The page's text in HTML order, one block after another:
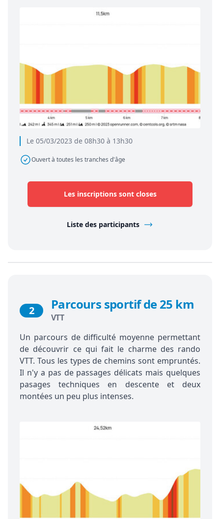
Le 05/03/2023 de 08h30 à 13h30
Ouvert à toutes les tranches d'âge
Les inscriptions sont closes
Liste des participants
2 Parcours sportif de 25 km
VTT
Un parcours de difficulté moyenne permettant
de découvrir ce qui fait le charme des rando
VTT. Tous les types de chemins sont empruntés.
Il n'y a pas de passages délicats mais quelques
pasages techniques en descente et deux
montées un peu plus intenses.